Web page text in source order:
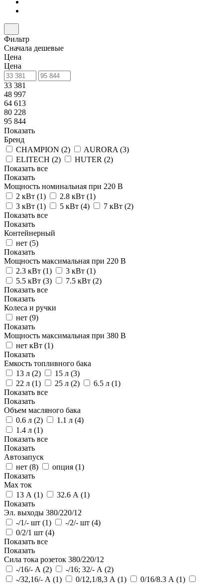
Фильтр
Сначала дешевые
Цена
Цена
33 381
48 997
64 613
80 228
95 844
Показать
Бренд
CHAMPION (2) AURORA (3)
ELITECH (2) HUTER (2)
Показать все
Показать
Мощность номинальная при 220 В
2 кВт (1) 2.8 кВт (1)
3 кВт (1) 5 кВт (4) 7 кВт (2)
Показать все
Показать
Контейнерный
нет (5)
Показать
Мощность максимальная при 220 В
2.3 кВт (1) 3 кВт (1)
5.5 кВт (3) 7.5 кВт (2)
Показать все
Показать
Колеса и ручки
нет (9)
Показать
Мощность максимальная при 380 В
нет кВт (1)
Показать
Емкость топливного бака
13 л (2) 15 л (3)
22 л (1) 25 л (2) 6.5 л (1)
Показать все
Показать
Объем масляного бака
0.6 л (2) 1.1 л (4)
1.4 л (1)
Показать все
Показать
Автозапуск
нет (8) опция (1)
Показать
Max ток
13 А (1) 32.6 А (1)
Показать
Эл. выходы 380/220/12
-/1/- шт (1) -/2/- шт (4)
0/2/1 шт (4)
Показать все
Показать
Сила тока розеток 380/220/12
-/16/- А (2) -/16; 32/- А (2)
-/32,16/- А (1) 0/12,1/8,3 А (1) 0/16/8.3 А (1)